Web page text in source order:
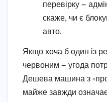
перевірку —
скаже, чи є
авто.
Якщо хоча б один із
червоним — угода
Дешева машина з
майже завжди